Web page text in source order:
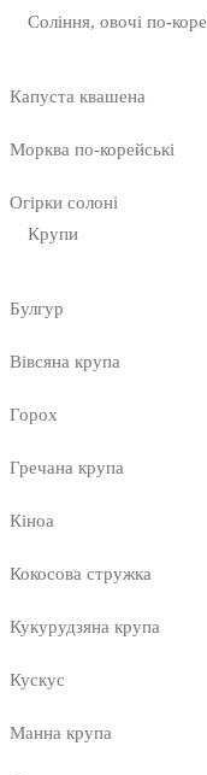
Соління, овочі по-
Капуста квашена
Морква по-корейські
Огірки солоні
Крупи
Булгур
Вівсяна крупа
Горох
Гречана крупа
Кіноа
Кокосова стружка
Кукурудзяна крупа
Кускус
Манна крупа